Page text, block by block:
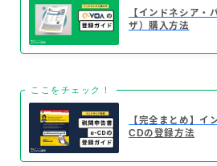
【インドネシア・
ザ）購入方法
ここをチェック！
【完全まとめ】イ
CDの登録方法